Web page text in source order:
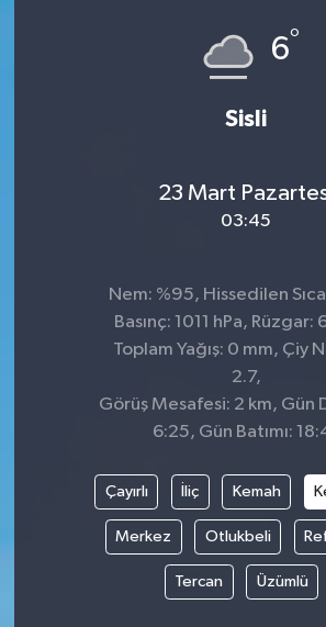
6°
Sisli
23 Mart
03:45
Nem: %95, Hissedilen
Basınç: 1011 hPa, Rüzgar:
Toplam Yağış: 0 mm, Çiy
2.7,
Görüş Mesafesi: 2 km, Gün
6:25, Gün Batımı:
Çayırlı İliç Kemah
Merkez Otlukbeli
Tercan Üzümlü
Magazin
Günün Haberleri
Yazarlarımız
Tüm Makaleler
Tüm Haberler